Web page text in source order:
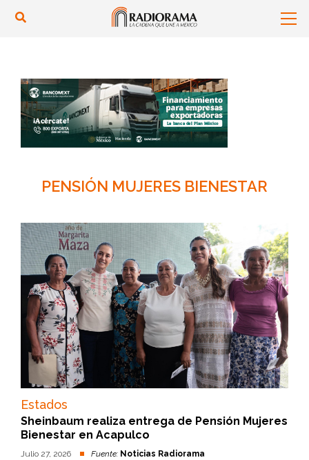
PENSIÓN MUJERES BIENESTAR
Estados
Sheinbaum realiza entrega de Pensión Mujeres
Bienestar en Acapulco
Julio 27, 2026 Fuente: Noticias Radiorama